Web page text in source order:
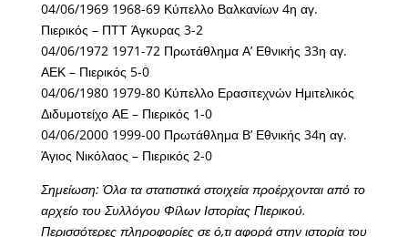
04/06/1969 1968-69 Κύπελλο Βαλκανίων 4η αγ.
Πιερικός – ΠΤΤ Άγκυρας 3-2
04/06/1972 1971-72 Πρωτάθλημα Α’ Εθνικής 33η αγ.
ΑΕΚ – Πιερικός 5-0
04/06/1980 1979-80 Κύπελλο Ερασιτεχνών Ημιτελικός
Διδυμοτείχο ΑΕ – Πιερικός 1-0
04/06/2000 1999-00 Πρωτάθλημα Β’ Εθνικής 34η αγ.
Άγιος Νικόλαος – Πιερικός 2-0
Σημείωση: Όλα τα στατιστικά στοιχεία προέρχονται από το
αρχείο του Συλλόγου Φίλων Ιστορίας Πιερικού.
Περισσότερες πληροφορίες σε ό,τι αφορά στην ιστορία του